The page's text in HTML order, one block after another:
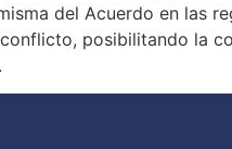
del Acuerdo en las
posibilitando la